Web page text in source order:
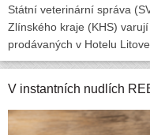
Státní veterinární správa
Zlínského kraje (KHS)
prodávaných v Hotelu
V instantních nudlích